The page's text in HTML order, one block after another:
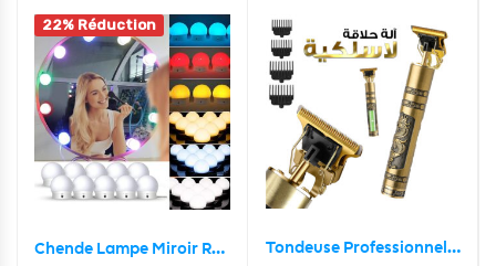
22% Réduction
Chende Lampe Miroir RGB 10 psc mural Hollywood style Tondeuse Professionnelle Barbe Et Moustache VT-822